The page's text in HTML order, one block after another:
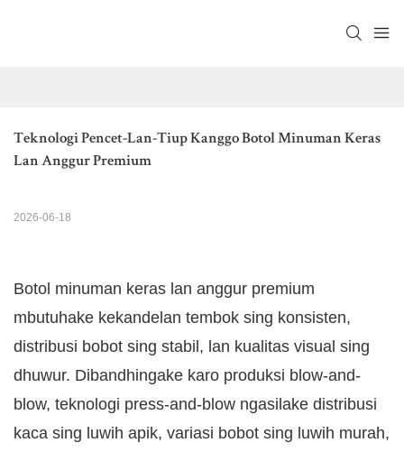
Teknologi Pencet-Lan-Tiup Kanggo Botol Minuman Keras
Lan Anggur Premium
2026-06-18
Botol minuman keras lan anggur premium
mbutuhake kekandelan tembok sing konsisten,
distribusi bobot sing stabil, lan kualitas visual sing
dhuwur. Dibandhingake karo produksi blow-and-
blow, teknologi press-and-blow ngasilake distribusi
kaca sing luwih apik, variasi bobot sing luwih murah,